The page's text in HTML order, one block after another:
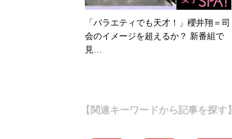
「バラエティでも天才！」櫻井翔＝司
会のイメージを超えるか？ 新番組で
見…
【関連キーワードから記事を探す】